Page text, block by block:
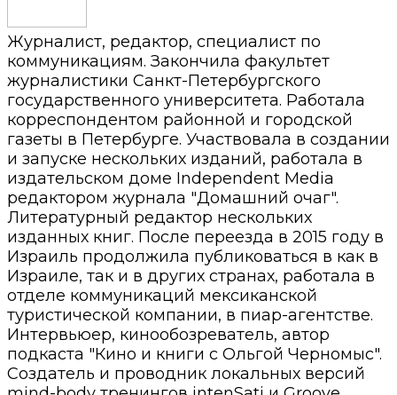
Журналист, редактор, специалист по
коммуникациям. Закончила факультет
журналистики Санкт-Петербургского
государственного университета. Работала
корреспондентом районной и городской
газеты в Петербурге. Участвовала в создании
и запуске нескольких изданий, работала в
издательском доме Independent Media
редактором журнала "Домашний очаг".
Литературный редактор нескольких
изданных книг. После переезда в 2015 году в
Израиль продолжила публиковаться в как в
Израиле, так и в других странах, работала в
отделе коммуникаций мексиканской
туристической компании, в пиар-агентстве.
Интервьюер, кинообозреватель, автор
подкаста "Кино и книги с Ольгой Черномыс".
Создатель и проводник локальных версий